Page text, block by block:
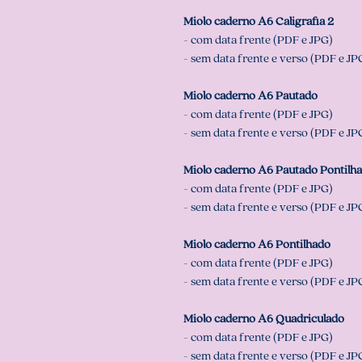
Miolo caderno A6 Caligrafia 2
- com data frente (PDF e JPG)
- sem data frente e verso (PDF e
Miolo caderno A6 Pautado
- com data frente (PDF e JPG)
- sem data frente e verso (PDF e
Miolo caderno A6 Pautado
- com data frente (PDF e JPG)
- sem data frente e verso (PDF e
Miolo caderno A6 Pontilhado
- com data frente (PDF e JPG)
- sem data frente e verso (PDF e
Miolo caderno A6 Quadriculado
- com data frente (PDF e JPG)
- sem data frente e verso (PDF e